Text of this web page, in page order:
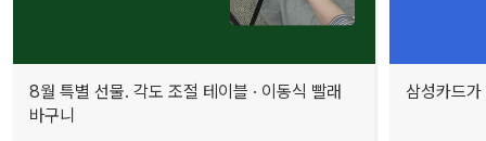
8월 특별 선물. 각도 조절 테이블 · 이동식 빨래
바구니
삼성카드